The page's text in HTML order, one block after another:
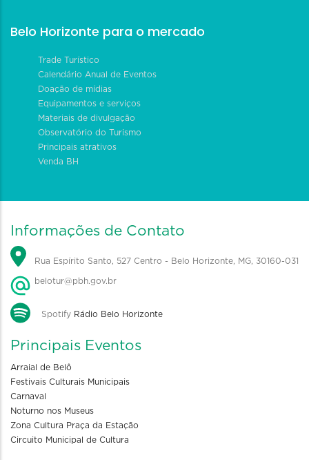
Belo Horizonte para o mercado
Trade Turístico
Calendário Anual de Eventos
Doação de mídias
Equipamentos e serviços
Materiais de divulgação
Observatório do Turismo
Principais atrativos
Venda BH
Informações de Contato
Rua Espírito Santo, 527 Centro - Belo Horizonte, MG, 30160-031
belotur@pbh.gov.br
Spotify Rádio Belo Horizonte
Principais Eventos
Arraial de Belô
Festivais Culturais Municipais
Carnaval
Noturno nos Museus
Zona Cultura Praça da Estação
Circuito Municipal de Cultura